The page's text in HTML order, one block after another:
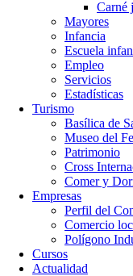
Carné
Mayores
Infancia
Escuela
Empleo
Servicios
Estadísticas
Turismo
Basílica de
Museo del
Patrimonio
Cross
Comer y
Empresas
Perfil del
Comercio
Polígono
Cursos
Actualidad